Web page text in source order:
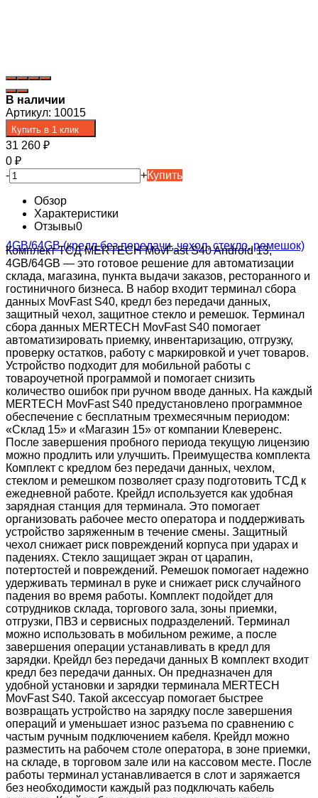
В наличии
Артикул: 10015
Купить в 1 клик
31 260 ₽
0 ₽
-
+Купить
Обзор
Характеристики
Отзывы0
Комплект ТСД MERTECH MovFast S40 Android 13,
4GB/64GB — это готовое решение для автоматизации
склада, магазина, пункта выдачи заказов, ресторанного и
гостиничного бизнеса. В набор входит терминал сбора
данных MovFast S40, кредл без передачи данных,
защитный чехол, защитное стекло и ремешок. Терминал
сбора данных MERTECH MovFast S40 помогает
автоматизировать приемку, инвентаризацию, отгрузку,
проверку остатков, работу с маркировкой и учет товаров.
Устройство подходит для мобильной работы с
товароучетной программой и помогает снизить
количество ошибок при ручном вводе данных. На каждый
MERTECH MovFast S40 предустановлено программное
обеспечение с бесплатным трехмесячным периодом:
«Склад 15» и «Магазин 15» от компании Клеверенс.
После завершения пробного периода текущую лицензию
можно продлить или улучшить. Преимущества комплекта
Комплект с кредлом без передачи данных, чехлом,
стеклом и ремешком позволяет сразу подготовить ТСД к
ежедневной работе. Крейдл используется как удобная
зарядная станция для терминала. Это помогает
организовать рабочее место оператора и поддерживать
устройство заряженным в течение смены. Защитный
чехол снижает риск повреждений корпуса при ударах и
падениях. Стекло защищает экран от царапин,
потертостей и повреждений. Ремешок помогает надежно
удерживать терминал в руке и снижает риск случайного
падения во время работы. Комплект подойдет для
сотрудников склада, торгового зала, зоны приемки,
отгрузки, ПВЗ и сервисных подразделений. Терминал
можно использовать в мобильном режиме, а после
завершения операции устанавливать в кредл для
зарядки. Крейдл без передачи данных В комплект входит
кредл без передачи данных. Он предназначен для
удобной установки и зарядки терминала MERTECH
MovFast S40. Такой аксессуар помогает быстрее
возвращать устройство на зарядку после завершения
операций и уменьшает износ разъема по сравнению с
частым ручным подключением кабеля. Крейдл можно
разместить на рабочем столе оператора, в зоне приемки,
на складе, в торговом зале или на кассовом месте. После
работы терминал устанавливается в слот и заряжается
без необходимости каждый раз подключать кабель